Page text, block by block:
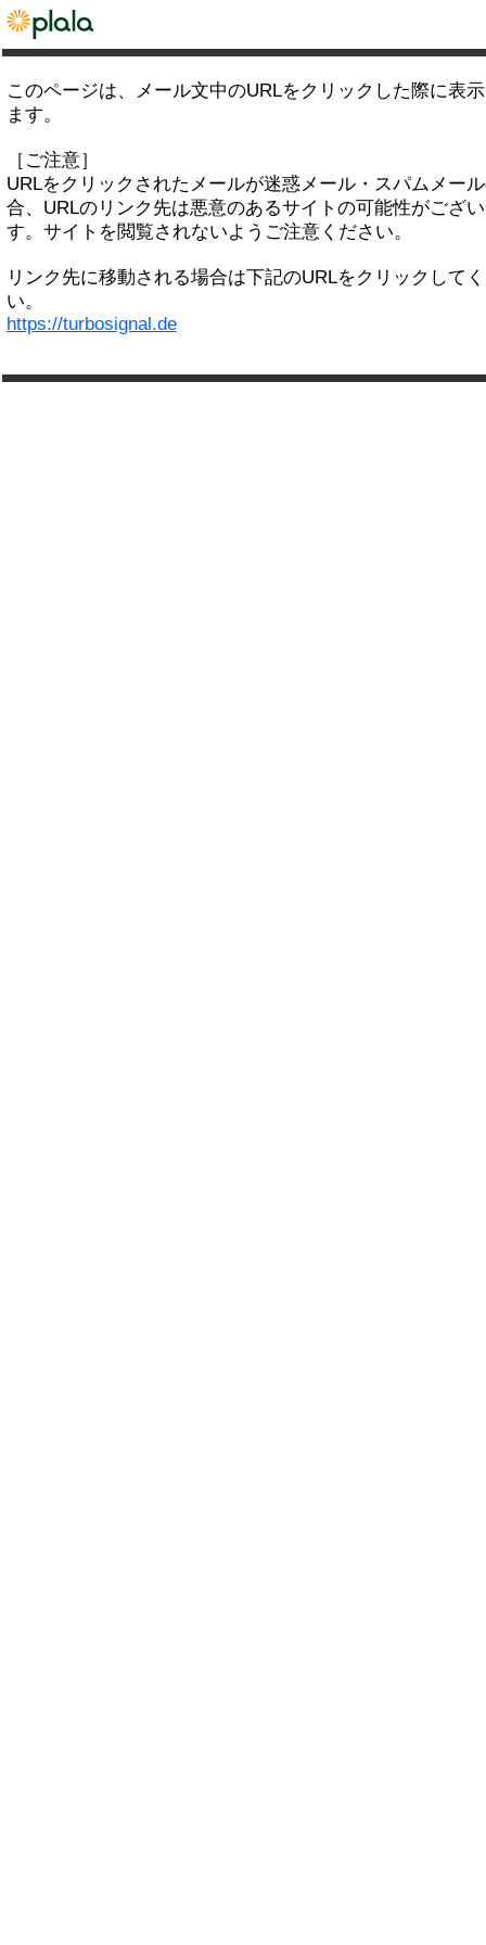
このページは、メール文中のURLをクリックした際に表
ます。
［ご注意］
URLをクリックされたメールが迷惑メール・スパムメー
合、URLのリンク先は悪意のあるサイトの可能性がござ
す。サイトを閲覧されないようご注意ください。
リンク先に移動される場合は下記のURLをクリックして
い。
https://turbosignal.de